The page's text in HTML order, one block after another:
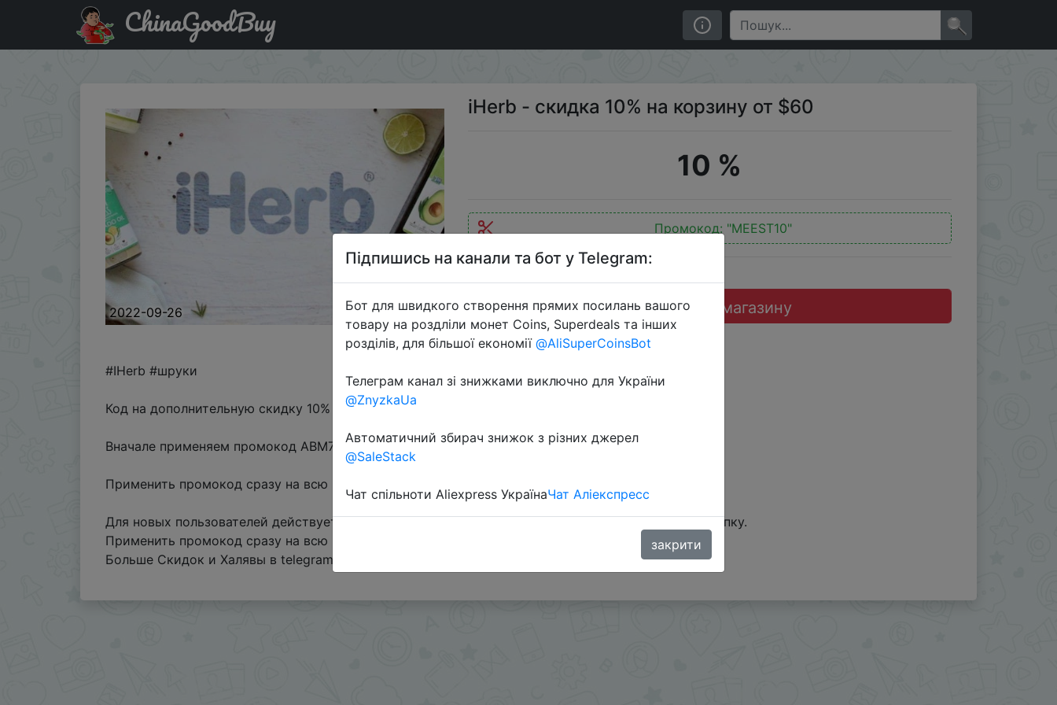
Придбати по знижці MEEST10 iHerb - cкидка 10% на корзину от $60
ChinaGoodBuy
2022-09-26
iHerb - cкидка 10% на корзину от $60
10 %
Промокод: "MEEST10"
Перейти до магазину
#IHerb #шруки
Код на дополнительную скидку 10% для первую покупку и 5% для остальных - ABM7009
Вначале применяем промокод ABM7009 потом MEEST10
Применить промокод сразу на всю корзину:
Для новых пользователей действует промокод 22NEW который дает скидку 22% на первую покупку.
Применить промокод сразу на всю корзину:
Больше Скидок и Халявы в telegram
Підпишись на канали та бот у Telegram:
Бот для швидкого створення прямих посилань вашого
товару на роздліли монет Coins, Superdeals та інших
розділів, для більшої економії @AliSuperCoinsBot
Телеграм канал зі знижками виключно для України
@ZnyzkaUa
Автоматичний збирач знижок з різних джерел
@SaleStack
Чат спільноти Aliexpress УкраїнаЧат Аліекспресс
закрити